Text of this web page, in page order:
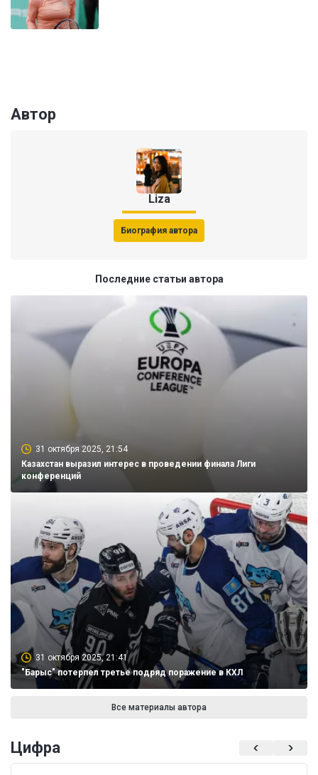
Автор
Liza
Биография автора
Последние статьи автора
31 октября 2025, 21:54
Казахстан выразил интерес в проведении финала Лиги
конференций
31 октября 2025, 21:41
"Барыс" потерпел третье подряд поражение в КХЛ
Все материалы автора
Цифра